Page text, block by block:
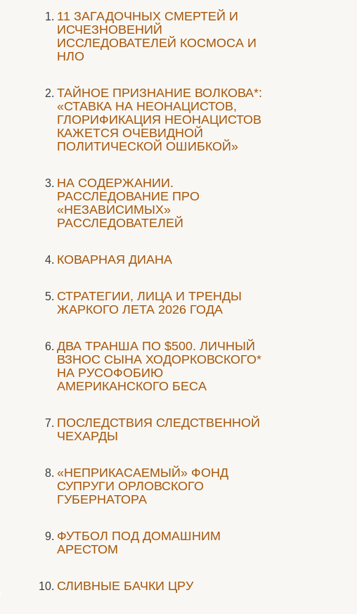
11 ЗАГАДОЧНЫХ СМЕРТЕЙ И
ИСЧЕЗНОВЕНИЙ
ИССЛЕДОВАТЕЛЕЙ КОСМОСА И
НЛО
ТАЙНОЕ ПРИЗНАНИЕ ВОЛКОВА*:
«СТАВКА НА НЕОНАЦИСТОВ,
ГЛОРИФИКАЦИЯ НЕОНАЦИСТОВ
КАЖЕТСЯ ОЧЕВИДНОЙ
ПОЛИТИЧЕСКОЙ ОШИБКОЙ»
НА СОДЕРЖАНИИ.
РАССЛЕДОВАНИЕ ПРО
«НЕЗАВИСИМЫХ»
РАССЛЕДОВАТЕЛЕЙ
КОВАРНАЯ ДИАНА
СТРАТЕГИИ, ЛИЦА И ТРЕНДЫ
ЖАРКОГО ЛЕТА 2026 ГОДА
ДВА ТРАНША ПО $500. ЛИЧНЫЙ
ВЗНОС СЫНА ХОДОРКОВСКОГО*
НА РУСОФОБИЮ
АМЕРИКАНСКОГО БЕСА
ПОСЛЕДСТВИЯ СЛЕДСТВЕННОЙ
ЧЕХАРДЫ
«НЕПРИКАСАЕМЫЙ» ФОНД
СУПРУГИ ОРЛОВСКОГО
ГУБЕРНАТОРА
ФУТБОЛ ПОД ДОМАШНИМ
АРЕСТОМ
СЛИВНЫЕ БАЧКИ ЦРУ